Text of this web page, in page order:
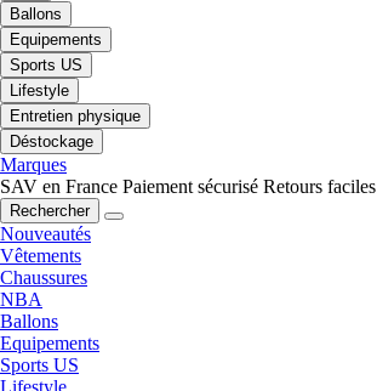
Ballons
Equipements
Sports US
Lifestyle
Entretien physique
Déstockage
Marques
SAV en France Paiement sécurisé Retours faciles
Rechercher
Nouveautés
Vêtements
Chaussures
NBA
Ballons
Equipements
Sports US